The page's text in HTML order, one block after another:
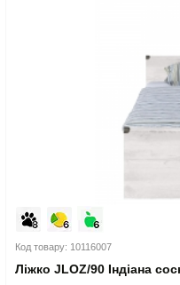
Код товару: 10116007
Ліжко JLOZ/90 Індіана